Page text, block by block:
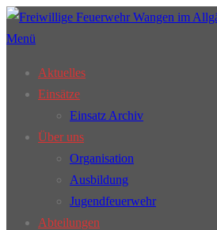
Zum
Inhalt
Menü
Aktuelles
Einsätze
Einsatz Archiv
Über uns
Organisation
Ausbildung
Jugendfeuerwehr
Abteilungen